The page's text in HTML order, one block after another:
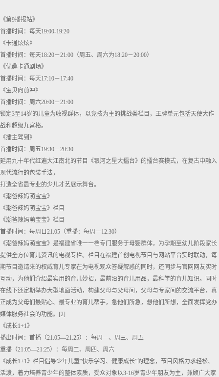
《第9播报站》
首播时间：每天19:00-19:20
《卡通炫炫》
首播时间：每天18:20－21:00（周五、周六为18:20－20:00）
《优趣卡通剧场》
首播时间：每天17:10－17:40
《宝贝向前冲》
首播时间：周六20:00－21:00
锁定3至14岁的儿童为收视群体，以竞技为主的挑战类栏目，王牌单元包括天使大作
战和超级九宫格。
《擂主驾到》
首播时间：周五19:30－20:30
延用九十年代红遍大江南北的节目《银河之星大擂台》的擂台赛模式，在复古中融入
现代流行的包装手法，
打造全省最专业的少儿才艺展示舞台。
《潮爸辣妈萌宝宝》
《潮爸辣妈萌宝宝》栏目
《潮爸辣妈萌宝宝》栏目
首播时间：每周日21:05（重播：每周一12:30）
《潮爸辣妈萌宝宝》是福建省唯一一档专门服务于母婴群体，为孕期至幼儿阶段家长
提供全方位育儿资讯的电视专栏。栏目在福建首创电视节目与网站平台实时联动，每
期节目邀请来的权威育儿专家在为电视观众答疑解惑的同时，还同步与官网网友实时
互动，为他们介绍最实用的育儿妙招，最前沿的育儿用品，最科学的育儿知识。同时
在线下还定期举办大型地面活动，构建父母与父母间，父母与专家间的交流平台，真
正成为父母们最贴心、最专业的育儿帮手，急他们所急，想他们所想，全面发挥党办
媒体服务社会的功能。[2]
《成长1+1》
播出时间：首播（21:05—21:25）：每周一、周三、周五
重播（21:05—21:25）：每周二、周四、周六
《成长1+1》栏目倡导少年儿童“快乐学习、健康成长”的理念，节目风格力求轻松、
活泼，着力培养青少年的整体素质，受众对象以3-16岁青少年朋友为主，兼顾广大家